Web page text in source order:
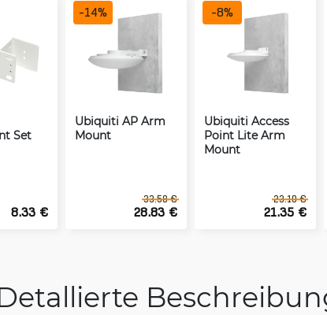
Set
8.33 €
Ubiquiti AP Arm
Mount
33.58 €
28.83 €
-14%
Ubiquiti Access
Point Lite Arm
Mount
23.10 €
21.35 €
-8%